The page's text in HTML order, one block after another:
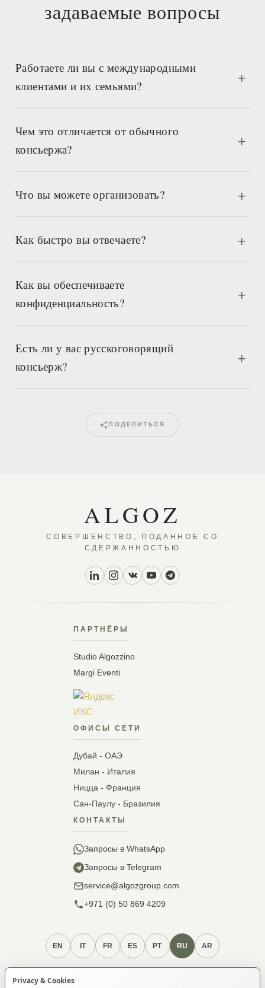
задаваемые вопросы
Работаете ли вы с международными
клиентами и их семьями?
Чем это отличается от обычного
консьержа?
Что вы можете организовать?
Как быстро вы отвечаете?
Как вы обеспечиваете
конфиденциальность?
Есть ли у вас русскоговорящий
консьерж?
ПОДЕЛИТЬСЯ
ALGOZ
СОВЕРШЕНСТВО, ПОДАННОЕ СО
СДЕРЖАННОСТЬЮ
ПАРТНЁРЫ
Studio Algozzino
Margi Eventi
ОФИСЫ СЕТИ
Дубай - ОАЭ
Милан - Италия
Ницца - Франция
Сан-Паулу - Бразилия
КОНТАКТЫ
Запросы в WhatsApp
Запросы в Telegram
service@algozgroup.com
+971 (0) 50 869 4209
EN IT FR ES PT RU AR
Политика cookie
Privacy & Cookies